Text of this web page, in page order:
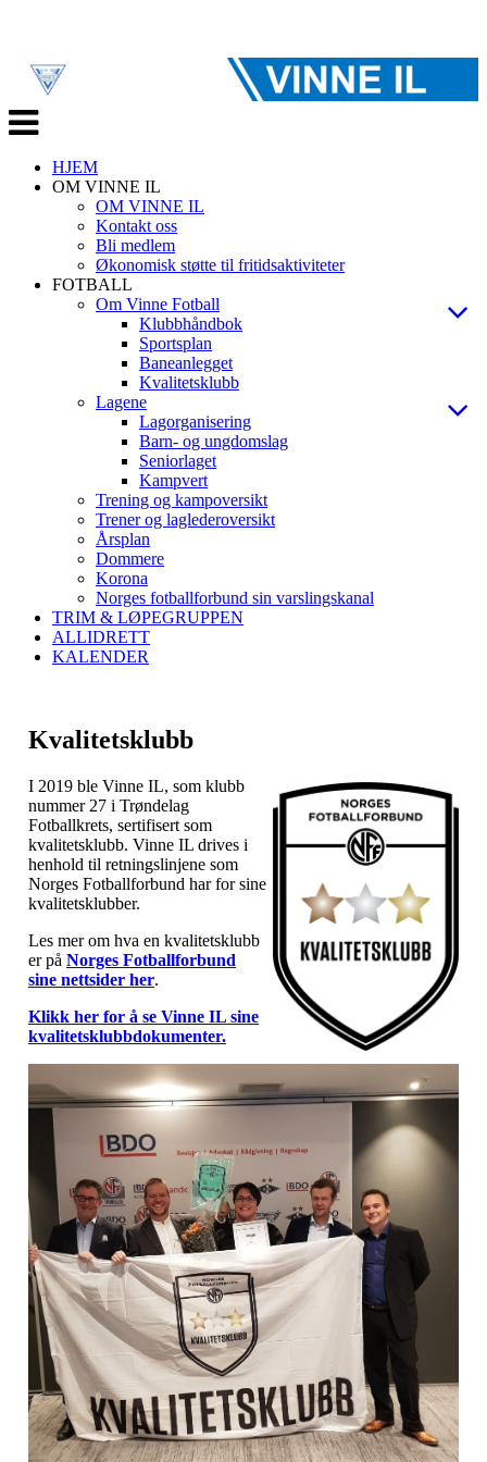
Veksle
navigasjon
HJEM
OM VINNE IL
OM VINNE IL
Kontakt oss
Bli medlem
Økonomisk støtte til fritidsaktiviteter
FOTBALL
Om Vinne Fotball
Klubbhåndbok
Sportsplan
Baneanlegget
Kvalitetsklubb
Lagene
Lagorganisering
Barn- og ungdomslag
Seniorlaget
Kampvert
Trening og kampoversikt
Trener og laglederoversikt
Årsplan
Dommere
Korona
Norges fotballforbund sin varslingskanal
TRIM & LØPEGRUPPEN
ALLIDRETT
KALENDER
Kvalitetsklubb
I 2019 ble Vinne IL, som klubb
nummer 27 i Trøndelag
Fotballkrets, sertifisert som
kvalitetsklubb. Vinne IL drives i
henhold til retningslinjene som
Norges Fotballforbund har for sine
kvalitetsklubber.
Les mer om hva en kvalitetsklubb
er på Norges Fotballforbund
sine nettsider her.
Klikk her for å se Vinne IL sine
kvalitetsklubbdokumenter.